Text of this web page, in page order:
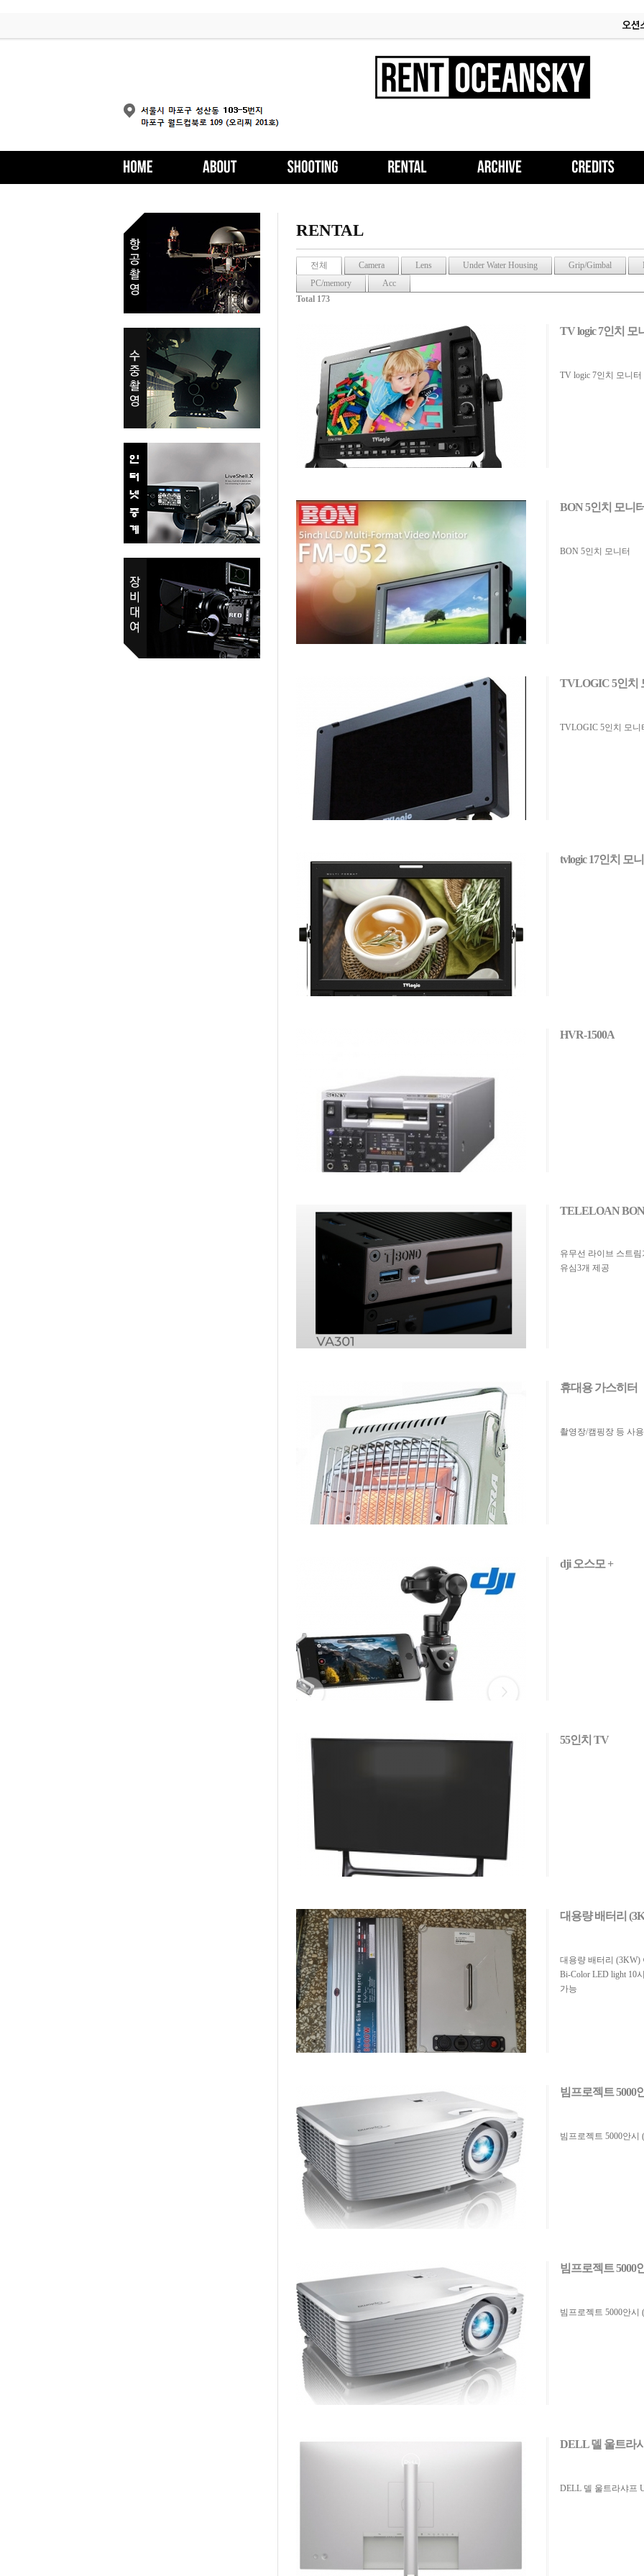
RENTAL
전체 Camera Lens Under Water Housing Grip/Gimbal
PC/memory
Acc
Total 173
TV logic 7인치 모
TV logic 7인치 모니터
BON 5인치 모니
BON 5인치 모니터
TVLOGIC 5인치
TVLOGIC 5인치 모니
tvlogic 17인치 모
HVR-1500A
TELELOAN
유무선 라이브 스트
유심3개 제공
휴대용 가스히터
촬영장/캠핑장 등 사
dji 오스모 +
55인치 TV
대용량 배터리
대용량 배터리 (3KW)
Bi-Color LED light 10
가능
빔프로젝트 5000
빔프로젝트 5000안시
빔프로젝트 5000
빔프로젝트 5000안시
DELL 델 울트라
DELL 델 울트라샤프